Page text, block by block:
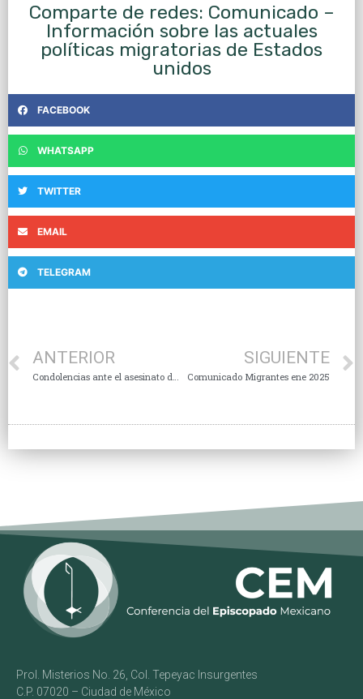
Comparte de redes: Comunicado –
Información sobre las actuales
políticas migratorias de Estados
unidos
FACEBOOK
WHATSAPP
TWITTER
EMAIL
TELEGRAM
ANTERIOR
Condolencias ante el asesinato de religiosas y laicos en Haití
SIGUIENTE
Comunicado Migrantes ene 2025
Prol. Misterios No. 26, Col. Tepeyac Insurgentes
C.P. 07020 – Ciudad de México